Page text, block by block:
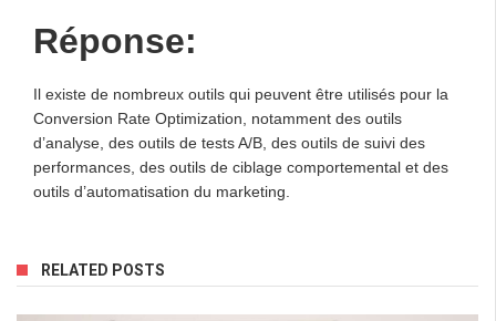
Réponse:
Il existe de nombreux outils qui peuvent être utilisés pour la
Conversion Rate Optimization, notamment des outils
d’analyse, des outils de tests A/B, des outils de suivi des
performances, des outils de ciblage comportemental et des
outils d’automatisation du marketing.
RELATED POSTS